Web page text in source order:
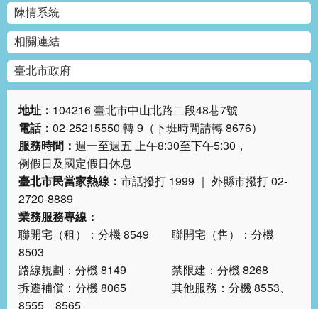
陳情系統
相關連結
臺北市政府
地址： 104216 臺北市中山北路二段48巷7號
電話： 02-25215550 轉 9（下班時間請轉 8676）
服務時間： 週一至週五 上午8:30至下午5:30，
例假日及國定假日休息
臺北市民當家熱線： 市話撥打 1999 ｜ 外縣市撥打 02-
2720-8889
業務服務專線：
聯開宅（租）：分機 8549 聯開宅（售）：分機
8503
路線規劃：分機 8149 禁限建：分機 8268
拆遷補償：分機 8065 其他服務：分機 8553、
8555、8565